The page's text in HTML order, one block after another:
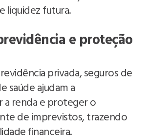
liquidez futura.
e proteção
privada, seguros de
saúde ajudam a
renda e proteger o
de imprevistos, trazendo
financeira.